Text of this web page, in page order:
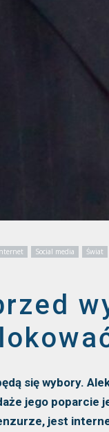
Social media Świat
się wybory.
jego
jest